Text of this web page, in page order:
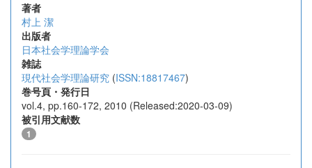
著者
村上 潔
出版者
日本社会学理論学会
雑誌
現代社会学理論研究 (ISSN:18817467)
巻号頁・発行日
vol.4, pp.160-172, 2010 (Released:2020-03-09)
被引用文献数
1